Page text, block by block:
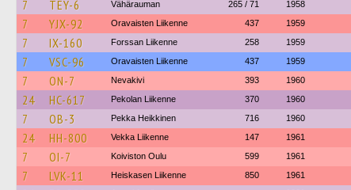
7 TEY-6 Vähärauman 265 / 71 1958
7 YJX-92 Oravaisten Liikenne 437 1959
7 IX-160 Forssan Liikenne 258 1959
7 VSC-96 Oravaisten Liikenne 437 1959
7 ON-7 Nevakivi 393 1960
24 HC-617 Pekolan Liikenne 370 1960
7 OB-3 Pekka Heikkinen 716 1960
24 HH-800 Vekka Liikenne 147 1961
7 OI-7 Koiviston Oulu 599 1961
7 LVK-11 Heiskasen Liikenne 850 1961